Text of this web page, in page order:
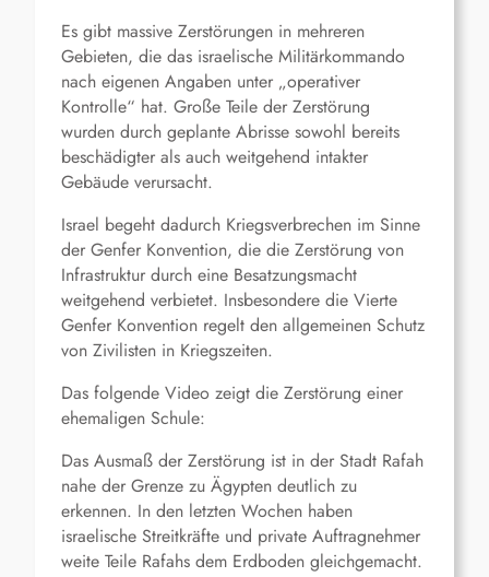
Es gibt massive Zerstörungen in mehreren
Gebieten, die das israelische Militärkommando
nach eigenen Angaben unter „operativer
Kontrolle“ hat. Große Teile der Zerstörung
wurden durch geplante Abrisse sowohl bereits
beschädigter als auch weitgehend intakter
Gebäude verursacht.
Israel begeht dadurch Kriegsverbrechen im Sinne
der Genfer Konvention, die die Zerstörung von
Infrastruktur durch eine Besatzungsmacht
weitgehend verbietet. Insbesondere die Vierte
Genfer Konvention regelt den allgemeinen Schutz
von Zivilisten in Kriegszeiten.
Das folgende Video zeigt die Zerstörung einer
ehemaligen Schule:
Das Ausmaß der Zerstörung ist in der Stadt Rafah
nahe der Grenze zu Ägypten deutlich zu
erkennen. In den letzten Wochen haben
israelische Streitkräfte und private Auftragnehmer
weite Teile Rafahs dem Erdboden gleichgemacht.